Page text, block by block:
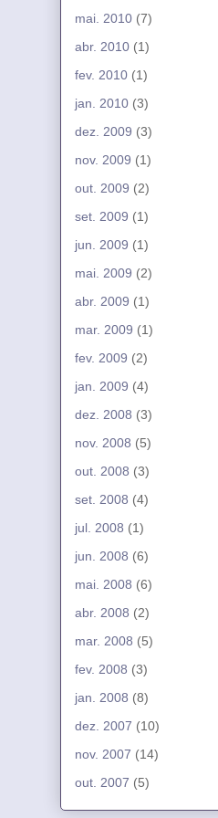
mai. 2010 (7)
abr. 2010 (1)
fev. 2010 (1)
jan. 2010 (3)
dez. 2009 (3)
nov. 2009 (1)
out. 2009 (2)
set. 2009 (1)
jun. 2009 (1)
mai. 2009 (2)
abr. 2009 (1)
mar. 2009 (1)
fev. 2009 (2)
jan. 2009 (4)
dez. 2008 (3)
nov. 2008 (5)
out. 2008 (3)
set. 2008 (4)
jul. 2008 (1)
jun. 2008 (6)
mai. 2008 (6)
abr. 2008 (2)
mar. 2008 (5)
fev. 2008 (3)
jan. 2008 (8)
dez. 2007 (10)
nov. 2007 (14)
out. 2007 (5)